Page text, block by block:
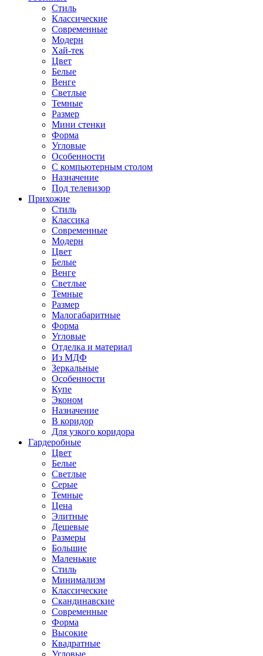
Стиль
Классические
Современные
Модерн
Хай-тек
Цвет
Белые
Венге
Светлые
Темные
Размер
Мини стенки
Форма
Угловые
Особенности
С компьютерным столом
Назначение
Под телевизор
Прихожие
Стиль
Классика
Современные
Модерн
Цвет
Белые
Венге
Светлые
Темные
Размер
Малогабаритные
Форма
Угловые
Отделка и материал
Из МДФ
Зеркальные
Особенности
Купе
Эконом
Назначение
В коридор
Для узкого коридора
Гардеробные
Цвет
Белые
Светлые
Серые
Темные
Цена
Элитные
Дешевые
Размеры
Большие
Маленькие
Стиль
Минимализм
Классические
Скандинавские
Современные
Форма
Высокие
Квадратные
Угловые